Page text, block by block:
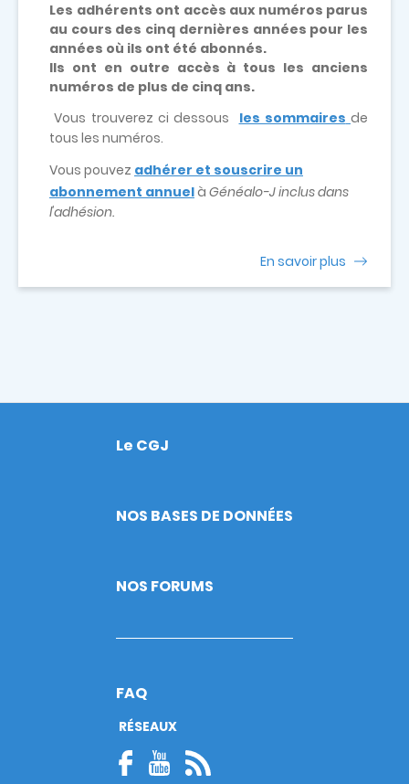
Les adhérents ont accès aux numéros parus
au cours des cinq dernières années pour les
années où ils ont été abonnés.
Ils ont en outre accès à tous les anciens
numéros de plus de cinq ans.
Vous trouverez ci dessous les sommaires de
tous les numéros.
Vous pouvez adhérer et souscrire un
abonnement annuelà Généalo-J inclus dans
l'adhésion.
En savoir plus
Footer
Le CGJ
NOS BASES DE DONNÉES
NOS FORUMS
FAQ
RÉSEAUX